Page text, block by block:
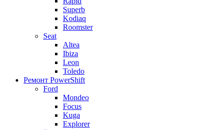
Superb
Kodiaq
Roomster
Seat
Altea
Ibiza
Leon
Toledo
Ремонт PowerShift
Ford
Mondeo
Focus
Kuga
Explorer